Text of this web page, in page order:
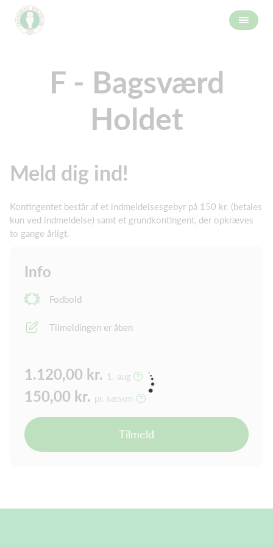
F - Bagsværd
Holdet
Meld dig ind!
Kontingentet består af et indmeldelsesgebyr på 150 kr. (betales
kun ved indmeldelse) samt et grundkontingent, der opkræves
to gange årligt.
Info
Fodbold
Tilmeldingen er åben
1.120,00 kr. 1. aug
150,00 kr. pr. sæson
Tilmeld